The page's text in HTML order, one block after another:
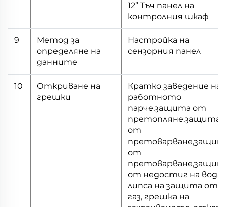
12” Тъч панел на
контролния шкаф
9
Метод за
определяне на
данните
Настройка на
сензорния панел
10
Откриване на
грешки
Кратко заведение на
работното
парче,защита от
претопляне,защита
от
от
от недостиг на вода,
липса на защита от
газ, грешка на